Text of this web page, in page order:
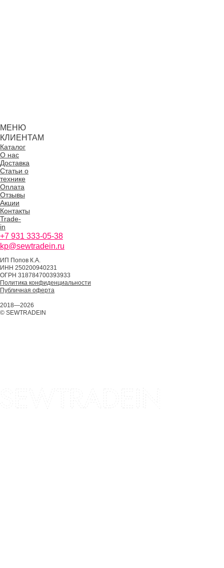
МЕНЮ
КЛИЕНТАМ
Каталог
О нас
Доставка
Статьи о
технике
Оплата
Отзывы
Акции
Контакты
Trade-
in
+7 931 333-05-38
kp@sewtradein.ru
ИП Попов К.А.
ИНН 250200940231
ОГРН 318784700393933
Политика конфиденциальности
Публичная оферта
2018—2026
© SEWTRADEIN